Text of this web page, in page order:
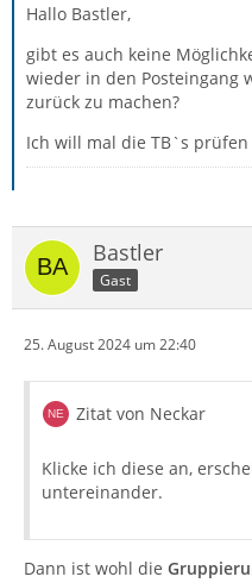
Hallo Bastler,
gibt es auch keine
wieder in den Posteingang
zurück zu machen?
Ich will mal die TB`s prüfen
Bastler
Gast
25. August 2024 um 22:40
Zitat von Neckar
Klicke ich diese an,
untereinander.
Dann ist wohl die